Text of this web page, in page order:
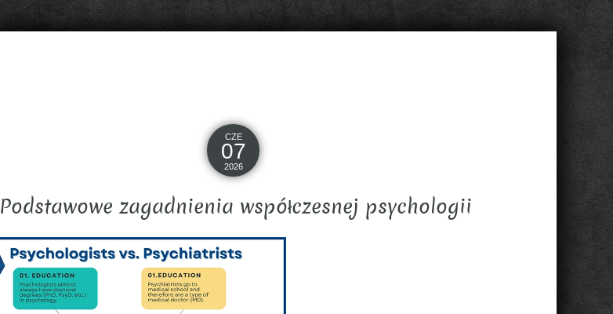
CZE
07
2026
Podstawowe zagadnienia współczesnej psychologii